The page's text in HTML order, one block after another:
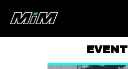
EVENTI